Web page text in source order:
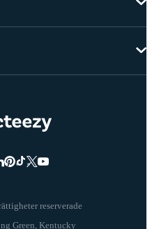
reserverade